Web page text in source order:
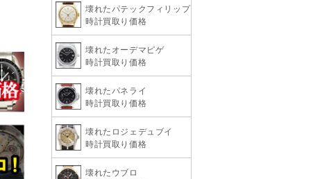
壊れたパテックフィリップ
時計買取り価格
壊れたオーデマピゲ
時計買取り価格
壊れたパネライ
時計買取り価格
壊れたロジェデュブイ
時計買取り価格
壊れたウブロ